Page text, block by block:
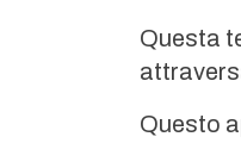
Questa
Questo